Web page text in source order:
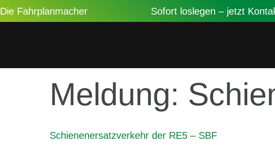
Die Fahrplanmacher Sofort loslegen – jetzt
Meldung:
Schienenersatzverkehr der RE5 – SBF